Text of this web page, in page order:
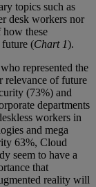
topics such as
desk workers nor
how these
future (Chart 1).
represented the
relevance of future
(73%) and
departments
workers in
and mega
63%, Cloud
seem to have a
that
reality will